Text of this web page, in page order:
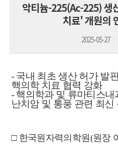
악티늄-225(Ac-225) 생
치료' 개원의
2025-05-27
-국내 최초 생산 허가 발
핵의학 치료 협력 강화
-핵의학과 및 류마티스내
난치암 및 통풍 관련 최신
□ 한국원자력의학원(원장